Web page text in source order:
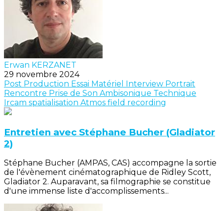
Erwan KERZANET
29 novembre 2024
Post Production Essai Matériel Interview Portrait
Rencontre Prise de Son Ambisonique Technique
Ircam spatialisation Atmos field recording
Entretien avec Stéphane Bucher (Gladiator
2)
Stéphane Bucher (AMPAS, CAS) accompagne la sortie
de l'évènement cinématographique de Ridley Scott,
Gladiator 2. Auparavant, sa filmographie se constitue
d'une immense liste d'accomplissements...